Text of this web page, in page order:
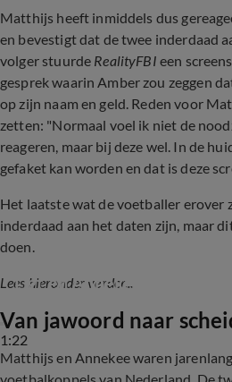
Matthijs heeft inmiddels dus
en bevestigt dat de twee inderdaad
volger stuurde RealityFBI een
gesprek waarin Amber zou zeggen
op zijn naam en geld. Reden voor
zetten: "Normaal voel ik niet de
reageren, maar bij deze wel. In de
gefaket kan worden en dat is deze
Het laatste wat de voetballer erover
inderdaad aan het daten zijn, maar
doen.
Lees hieronder verder...
1:22
Ligt en Annekee Molenaar
Van jawoord naar
Matthijs en Annekee waren
voetbalkoppels van Nederland. De